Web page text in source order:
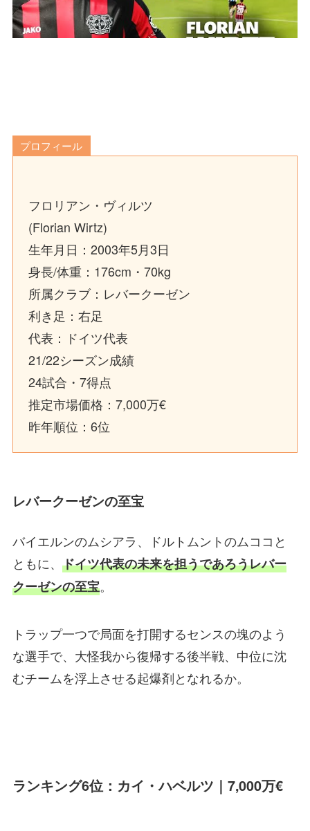
プロフィール
フロリアン・ヴィルツ
(Florian Wirtz)
生年月日：2003年5月3日
身長/体重：176cm・70kg
所属クラブ：レバークーゼン
利き足：右足
代表：ドイツ代表
21/22シーズン成績
24試合・7得点
推定市場価格：7,000万€
昨年順位：6位
レバークーゼンの至宝
バイエルンのムシアラ、ドルトムントのムココと
ともに、 ドイツ代表の未来を担うであろうレバー
クーゼンの至宝。
トラップ一つで局面を打開するセンスの塊のよう
な選手で、大怪我から復帰する後半戦、中位に沈
むチームを浮上させる起爆剤となれるか。
ランキング6位：カイ・ハベルツ｜7,000万€